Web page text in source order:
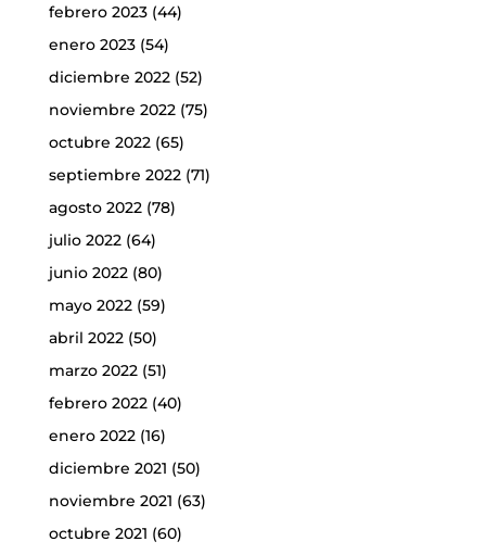
febrero 2023(44)
enero 2023(54)
diciembre 2022(52)
noviembre 2022(75)
octubre 2022(65)
septiembre 2022(71)
agosto 2022(78)
julio 2022(64)
junio 2022(80)
mayo 2022(59)
abril 2022(50)
marzo 2022(51)
febrero 2022(40)
enero 2022(16)
diciembre 2021 (50)
noviembre 2021 (63)
octubre 2021 (60)